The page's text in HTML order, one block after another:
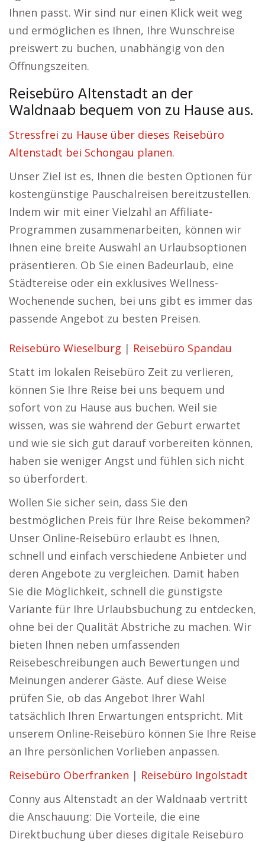
Ihnen passt. Wir sind nur einen Klick weit weg
und ermöglichen es Ihnen, Ihre Wunschreise
preiswert zu buchen, unabhängig von den
Öffnungszeiten.
Reisebüro Altenstadt an der
Waldnaab bequem von zu Hause aus.
Stressfrei zu Hause über dieses Reisebüro
Altenstadt bei Schongau planen.
Unser Ziel ist es, Ihnen die besten Optionen für
kostengünstige Pauschalreisen bereitzustellen.
Indem wir mit einer Vielzahl an Affiliate-
Programmen zusammenarbeiten, können wir
Ihnen eine breite Auswahl an Urlaubsoptionen
präsentieren. Ob Sie einen Badeurlaub, eine
Städtereise oder ein exklusives Wellness-
Wochenende suchen, bei uns gibt es immer das
passende Angebot zu besten Preisen.
Reisebüro Wieselburg | Reisebüro Spandau
Statt im lokalen Reisebüro Zeit zu verlieren,
können Sie Ihre Reise bei uns bequem und
sofort von zu Hause aus buchen. Weil sie
wissen, was sie während der Geburt erwartet
und wie sie sich gut darauf vorbereiten können,
haben sie weniger Angst und fühlen sich nicht
so überfordert.
Wollen Sie sicher sein, dass Sie den
bestmöglichen Preis für Ihre Reise bekommen?
Unser Online-Reisebüro erlaubt es Ihnen,
schnell und einfach verschiedene Anbieter und
deren Angebote zu vergleichen. Damit haben
Sie die Möglichkeit, schnell die günstigste
Variante für Ihre Urlaubsbuchung zu entdecken,
ohne bei der Qualität Abstriche zu machen. Wir
bieten Ihnen neben umfassenden
Reisebeschreibungen auch Bewertungen und
Meinungen anderer Gäste. Auf diese Weise
prüfen Sie, ob das Angebot Ihrer Wahl
tatsächlich Ihren Erwartungen entspricht. Mit
unserem Online-Reisebüro können Sie Ihre Reise
an Ihre persönlichen Vorlieben anpassen.
Reisebüro Oberfranken | Reisebüro Ingolstadt
Conny aus Altenstadt an der Waldnaab vertritt
die Anschauung: Die Vorteile, die eine
Direktbuchung über dieses digitale Reisebüro